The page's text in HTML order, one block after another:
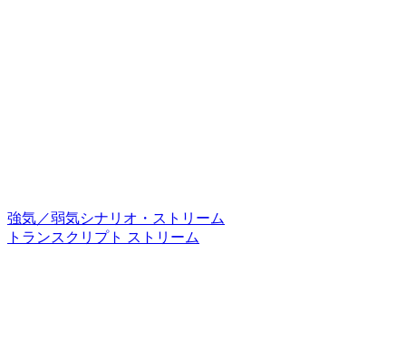
強気／弱気シナリオ・ストリーム
トランスクリプト ストリーム